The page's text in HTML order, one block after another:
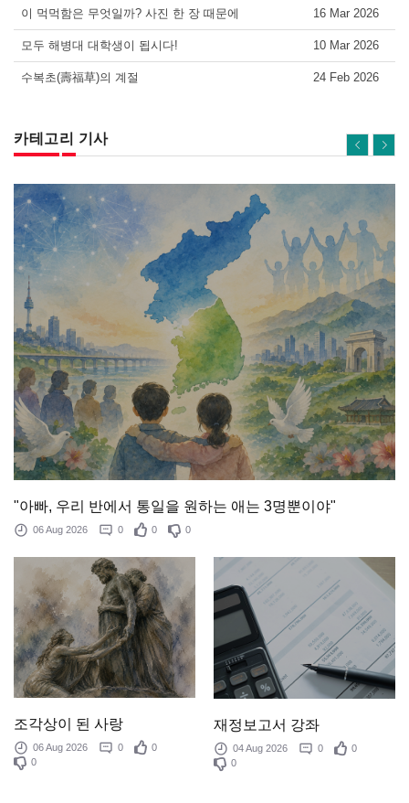
이 먹먹함은 무엇일까? 사진 한 장 때문에 16 Mar 2026
모두 해병대 대학생이 됩시다! 10 Mar 2026
수복초(壽福草)의 계절 24 Feb 2026
카테고리 기사
"아빠, 우리 반에서 통일을 원하는 애는 3명뿐이야"
06 Aug 2026 0 0 0
조각상이 된 사랑
06 Aug 2026 0
0
0
재정보고서 강좌
04 Aug 2026 0
0
0